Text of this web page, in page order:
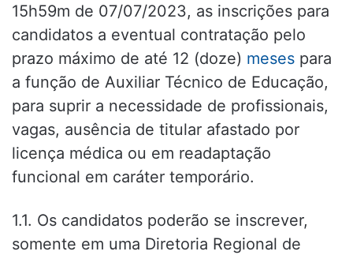
15h59m de 07/07/2023, as inscrições para
candidatos a eventual contratação pelo
prazo máximo de até 12 (doze) meses para
a função de Auxiliar Técnico de Educação,
para suprir a necessidade de profissionais,
vagas, ausência de titular afastado por
licença médica ou em readaptação
funcional em caráter temporário.
1.1. Os candidatos poderão se inscrever,
somente em uma Diretoria Regional de